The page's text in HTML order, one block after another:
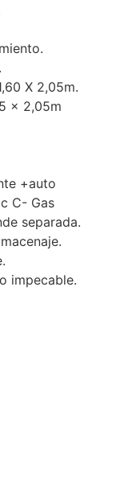
X 2,05m.
x 2,05m
+auto
C- Gas
separada.
impecable.